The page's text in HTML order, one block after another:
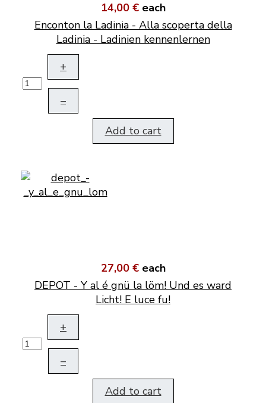
14,00 € each
Enconton la Ladinia - Alla scoperta della
Ladinia - Ladinien kennenlernen
+
–
Add to cart
27,00 € each
DEPOT - Y al é gnü la löm! Und es ward
Licht! E luce fu!
+
–
Add to cart